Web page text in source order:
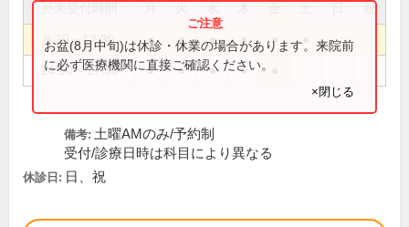
祝
8:30～12:30 ● ● ● ● ●
14:00～17:30 ● ● ● ●
お盆(8月中旬)は休診・休業の場合があります。来院前
に必ず医療機関に直接ご確認ください。
×閉じる
備考: 土曜AMのみ/予約制
受付/診療日時は科目により異なる
休診日: 日、祝